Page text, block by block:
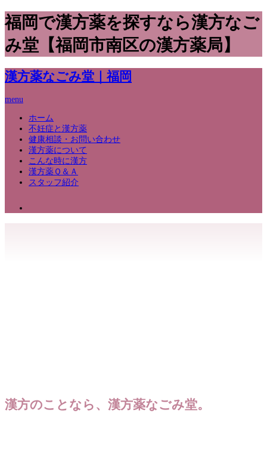
福岡で漢方薬を探すなら漢方なご
み堂【福岡市南区の漢方薬局】
漢方薬なごみ堂｜福岡
menu
ホーム
不妊症と漢方薬
健康相談・お問い合わせ
漢方薬について
こんな時に漢方
漢方薬Ｑ＆Ａ
スタッフ紹介
漢方のことなら、漢方薬なごみ堂。